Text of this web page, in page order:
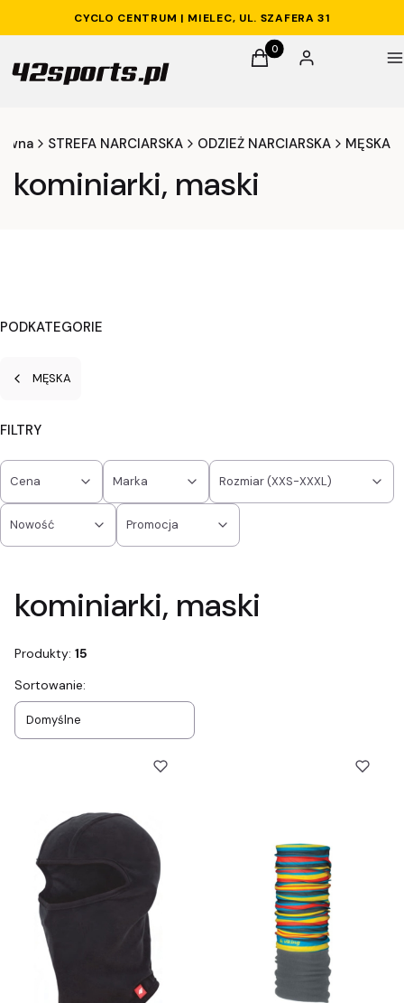
CYCLO CENTRUM | MIELEC, UL. SZAFERA 31
Produkty w koszyku: 0.
Koszyk Zaloguj się
STREFA NARCIARSKA ODZIEŻ NARCIARSKA MĘSKA
kominiarki, maski
PODKATEGORIE
MĘSKA
FILTRY
Cena Marka Rozmiar (XXS-XXXL)
Nowość Promocja
kominiarki, maski
Produkty: 15
Lista produktów
Sortowanie:
Domyślne